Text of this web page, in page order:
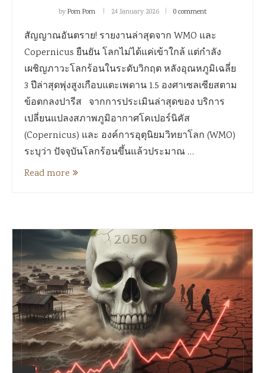
byPom Pom 24 January 2026 0 comment
สัญญาณอันตราย! รายงานล่าสุดจาก WMO และ
Copernicus ยืนยัน โลกไม่ได้แค่เข้าใกล้ แต่กำลัง
เผชิญภาวะโลกร้อนในระดับวิกฤต หลังอุณหภูมิเฉลี่ย
3 ปีล่าสุดพุ่งสูงเกือบแตะเพดาน 1.5 องศาเซลเซียสตาม
ข้อตกลงปารีส จากการประเมินล่าสุดของ บริการ
เปลี่ยนแปลงสภาพภูมิอากาศโคเปอร์นิคัส
(Copernicus) และ องค์การอุตุนิยมวิทยาโลก (WMO)
ระบุว่า ปัจจุบันโลกร้อนขึ้นแล้วประมาณ …
Read more